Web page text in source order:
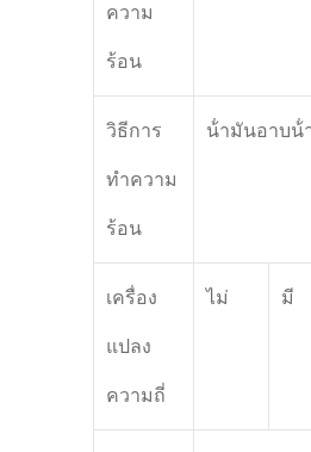
ความ
ร้อน
วิธีการ
ทําความ
ร้อน
น้ํามันอาบน้ํ
เครื่อง
แปลง
ความถี่
ไม่ มี